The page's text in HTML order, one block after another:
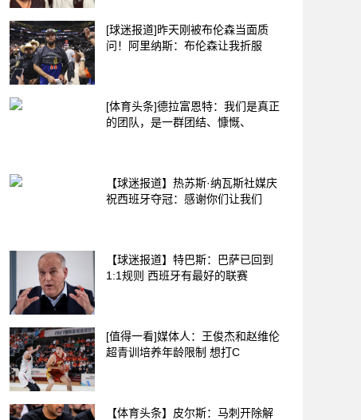
[球迷报道]昨天刚被布伦森当面质
问！阿里纳斯：布伦森让我折服
[体育头条]德拉富恩特：我们是真正
的团队，是一群团结、慷慨、
【球迷报道】热苏斯·纳瓦斯社媒庆
祝西班牙夺冠：感谢你们让我们
【球迷报道】特巴斯：巴萨已回到
1:1规则 西班牙有最好的联赛
[值得一看]媒体人：王俊杰和赵维伦
超青训培养年龄限制 想打C
【体育头条】皮尔斯：马刺开除解